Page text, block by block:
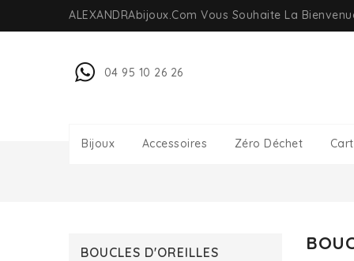
ALEXANDRAbijoux.com Vous Souhaite La
04 95 10 26 26
Bijoux Accessoires Zéro Déchet
BOUCLES D'OREILLES